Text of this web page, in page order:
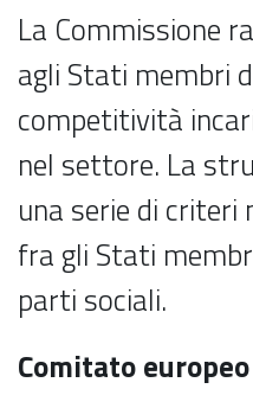
La Commissione
agli Stati membri
competitività
nel settore. La
una serie di criteri
fra gli Stati
parti sociali.
Comitato